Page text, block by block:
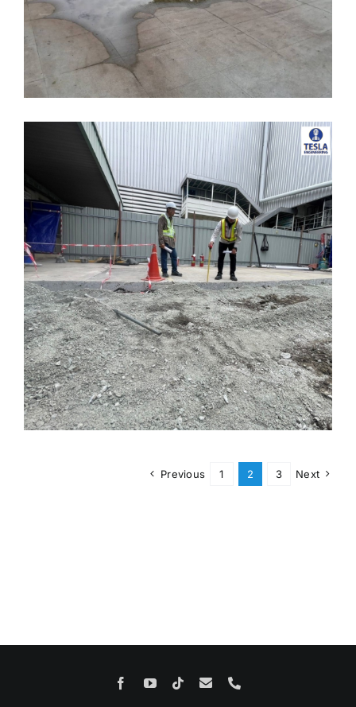
Previous 1 2 3 Next
FacebookYouTube
TiktokEmailPhone